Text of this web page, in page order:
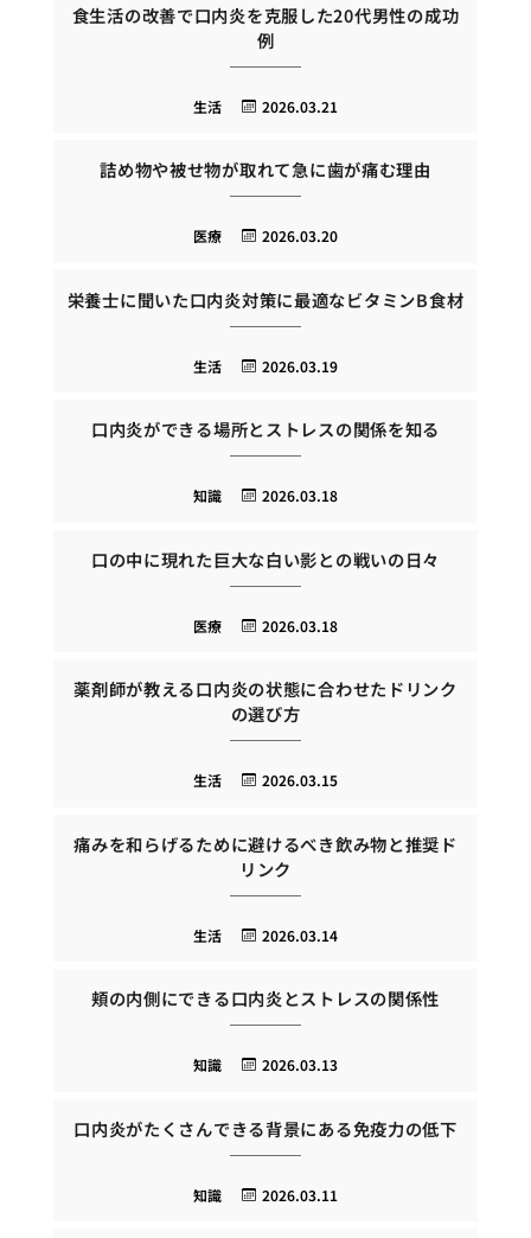
食生活の改善で口内炎を克服した20代男性の成功
例
2026.03.21
生活
詰め物や被せ物が取れて急に歯が痛む理由
2026.03.20
医療
栄養士に聞いた口内炎対策に最適なビタミンB食材
2026.03.19
生活
口内炎ができる場所とストレスの関係を知る
2026.03.18
知識
口の中に現れた巨大な白い影との戦いの日々
2026.03.18
医療
薬剤師が教える口内炎の状態に合わせたドリンク
の選び方
2026.03.15
生活
痛みを和らげるために避けるべき飲み物と推奨ド
リンク
2026.03.14
生活
頬の内側にできる口内炎とストレスの関係性
2026.03.13
知識
口内炎がたくさんできる背景にある免疫力の低下
2026.03.11
知識